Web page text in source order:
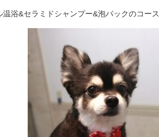
温浴&セラミドシャンプー&泡パックのコース